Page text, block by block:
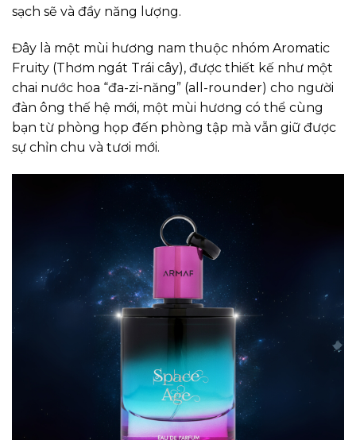
sạch sẽ và đầy năng lượng.
Đây là một mùi hương nam thuộc nhóm Aromatic
Fruity (Thơm ngát Trái cây), được thiết kế như một
chai nước hoa “đa-zi-năng” (all-rounder) cho người
đàn ông thế hệ mới, một mùi hương có thể cùng
bạn từ phòng họp đến phòng tập mà vẫn giữ được
sự chỉn chu và tươi mới.